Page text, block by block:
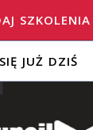
SZKOLENIA
JUŻ DZIŚ